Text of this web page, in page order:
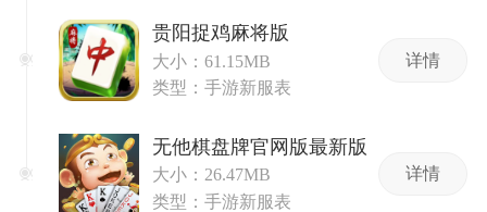
贵阳捉鸡麻将版
大小：61.15MB
类型：手游新服表
详情
无他棋盘牌官网版最新版
大小：26.47MB
类型：手游新服表
详情